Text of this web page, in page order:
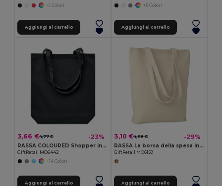
+1 Colori
Aggiungi al carrello
+5 Colori
Aggiungi al carrello
3,66 €4,77 € -23%
RASSA COLOURED Shopper in tela 270 gr/m²
GiftRetail MO6442
+14 Colori
Aggiungi al carrello
3,10 €4,38 € -29%
RASSA La borsa della spesa in tela RASSA
GiftRetail MO6159
Aggiungi al carrello